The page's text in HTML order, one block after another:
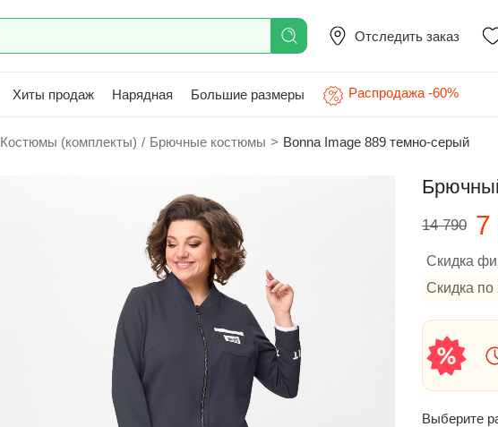
Отследить заказ
Хиты продаж Нарядная Большие размеры Распродажа -60%
Костюмы (комплекты) / Брючные костюмы > Bonna Image 889 темно-серый
14 790 7
Скидка
Скидка по
Выберите